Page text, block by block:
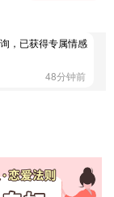
，已获得专属情感
48分钟前
22分钟前